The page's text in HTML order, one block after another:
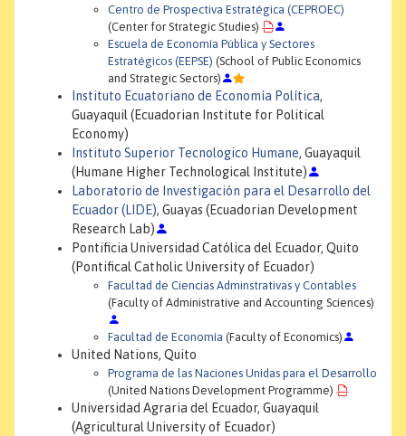
Centro de Prospectiva Estratégica (CEPROEC)
(Center for Strategic Studies)
Escuela de Economía Pública y Sectores
Estratégicos (EEPSE) (School of Public Economics
and Strategic Sectors)
Instituto Ecuatoriano de Economía Política,
Guayaquil (Ecuadorian Institute for Political
Economy)
Instituto Superior Tecnologico Humane, Guayaquil
(Humane Higher Technological Institute)
Laboratorio de Investigación para el Desarrollo del
Ecuador (LIDE), Guayas (Ecuadorian Development
Research Lab)
Pontificia Universidad Católica del Ecuador, Quito
(Pontifical Catholic University of Ecuador)
Facultad de Ciencias Adminstrativas y Contables
(Faculty of Administrative and Accounting Sciences)
Facultad de Economía (Faculty of Economics)
United Nations, Quito
Programa de las Naciones Unidas para el Desarrollo
(United Nations Development Programme)
Universidad Agraria del Ecuador, Guayaquil
(Agricultural University of Ecuador)